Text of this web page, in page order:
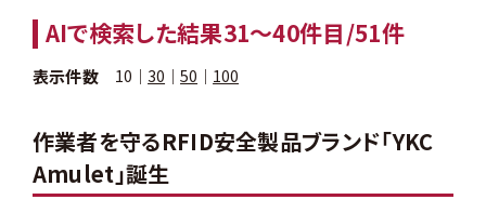
AIで検索した結果31〜40件目/51件
表示件数 10 ｜30 ｜50 ｜ 100
作業者を守るRFID安全製品ブランド「YKC
Amulet」誕生